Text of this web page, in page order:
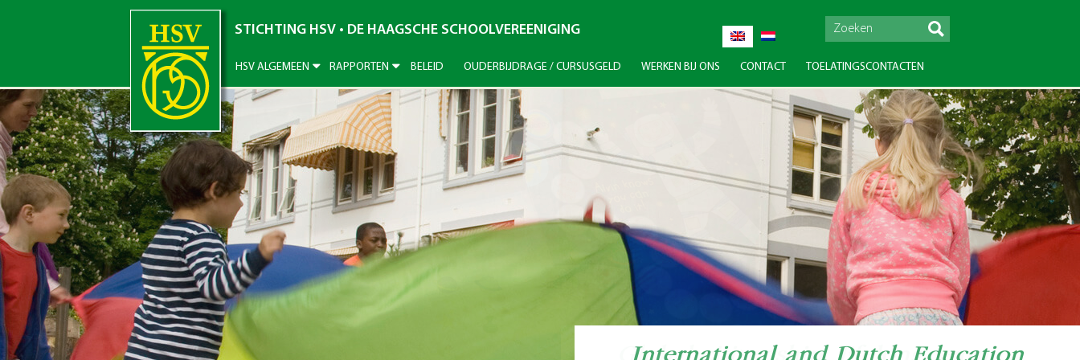
STICHTING HSV • DE HAAGSCHE SCHOOLVEREENIGING
HSV ALGEMEEN RAPPORTEN BELEID OUDERBIJDRAGE / CURSUSGELD WERKEN BIJ ONS CONTACT TOELATINGSCONTACTEN